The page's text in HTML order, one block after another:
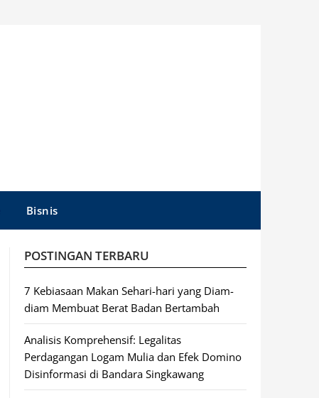
Bisnis
POSTINGAN TERBARU
7 Kebiasaan Makan Sehari-hari yang Diam-
diam Membuat Berat Badan Bertambah
Analisis Komprehensif: Legalitas
Perdagangan Logam Mulia dan Efek Domino
Disinformasi di Bandara Singkawang